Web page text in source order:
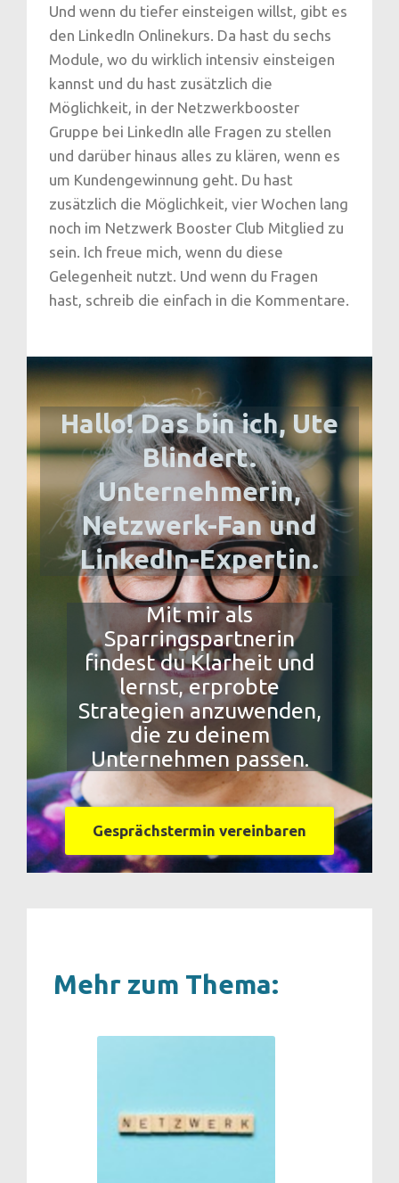
Und wenn du tiefer einsteigen willst, gibt es
den LinkedIn Onlinekurs. Da hast du sechs
Module, wo du wirklich intensiv einsteigen
kannst und du hast zusätzlich die
Möglichkeit, in der Netzwerkbooster
Gruppe bei LinkedIn alle Fragen zu stellen
und darüber hinaus alles zu klären, wenn es
um Kundengewinnung geht. Du hast
zusätzlich die Möglichkeit, vier Wochen lang
noch im Netzwerk Booster Club Mitglied zu
sein. Ich freue mich, wenn du diese
Gelegenheit nutzt. Und wenn du Fragen
hast, schreib die einfach in die Kommentare.
Hallo! Das bin ich, Ute
Blindert.
Unternehmerin,
Netzwerk-Fan und
LinkedIn-Expertin.
Mit mir als
Sparringspartnerin
findest du Klarheit und
lernst, erprobte
Strategien anzuwenden,
die zu deinem
Unternehmen passen.
Gesprächstermin vereinbaren
Mehr zum Thema: